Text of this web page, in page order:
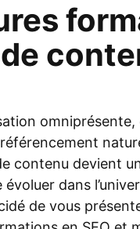
contenu devient
dans
de vous